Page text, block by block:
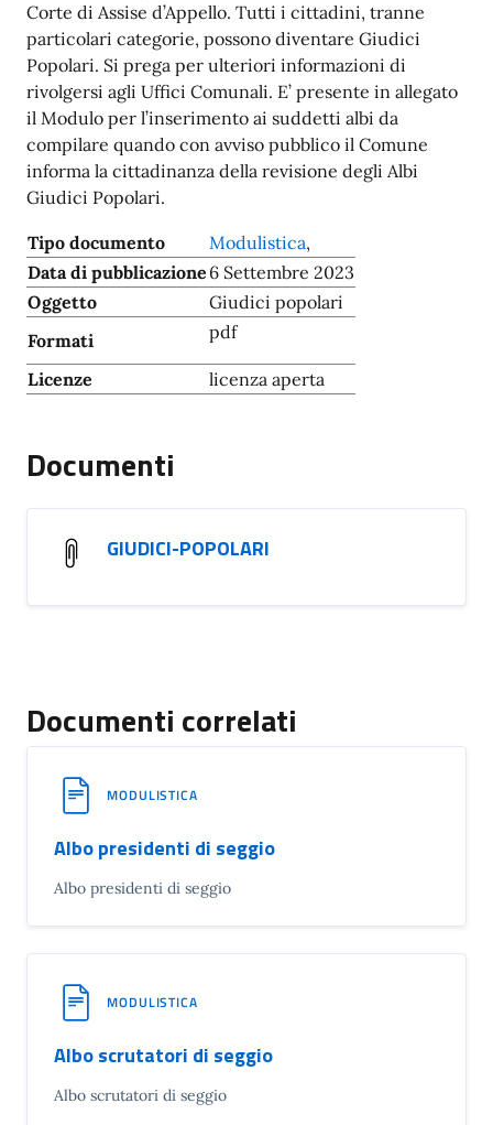
Corte di Assise d’Appello. Tutti i cittadini, tranne
particolari categorie, possono diventare Giudici
Popolari. Si prega per ulteriori informazioni di
rivolgersi agli Uffici Comunali. E’ presente in allegato
il Modulo per l’inserimento ai suddetti albi da
compilare quando con avviso pubblico il Comune
informa la cittadinanza della revisione degli Albi
Giudici Popolari.
Tipo documento Modulistica,
Data di pubblicazione 6 Settembre 2023
Oggetto
Giudici popolari
Formati
pdf
Licenze licenza aperta
Documenti
GIUDICI-POPOLARI
Documenti correlati
MODULISTICA
Albo presidenti di seggio
Albo presidenti di seggio
MODULISTICA
Albo scrutatori di seggio
Albo scrutatori di seggio